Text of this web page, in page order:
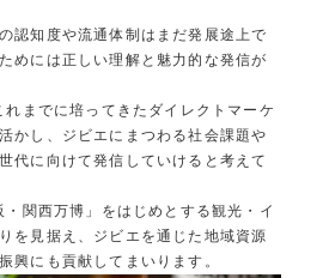
認知度や流通体制はまだ発展途上で
めには正しい理解と魅力的な発信が
までに培ってきたダイレクトマーケ
かし、ジビエにまつわる社会課題や
代に向けて発信していけると考えて
関西万博」をはじめとする観光・イ
を見据え、ジビエを通じた地域資源
興にも貢献してまいります。